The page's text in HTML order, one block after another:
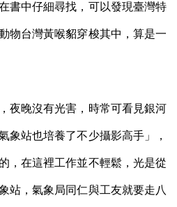
書中仔細尋找，可以發現臺灣特
物台灣黃喉貂穿梭其中，算是一
夜晚沒有光害，時常可看見銀河
象站也培養了不少攝影高手」，
，在這裡工作並不輕鬆，光是從
站，氣象局同仁與工友就要走八